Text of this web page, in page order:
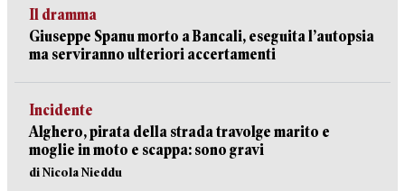
Il dramma
Giuseppe Spanu morto a Bancali, eseguita l’autopsia
ma serviranno ulteriori accertamenti
Incidente
Alghero, pirata della strada travolge marito e
moglie in moto e scappa: sono gravi
di Nicola Nieddu